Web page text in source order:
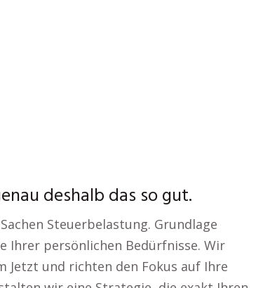
deshalb das so gut.
Steuerbelastung. Grundlage
Ihrer persönlichen Bedürfnisse. Wir
Jetzt und richten den Fokus auf Ihre